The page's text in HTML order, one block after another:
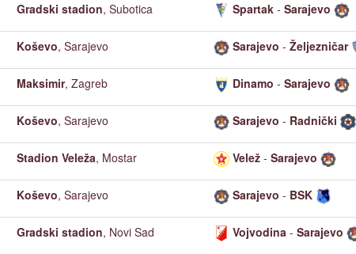
Gradski stadion, Subotica Spartak - Sarajevo
Koševo, Sarajevo Sarajevo - Željezničar
Maksimir, Zagreb Dinamo - Sarajevo
Koševo, Sarajevo Sarajevo - Radnički
Stadion Veleža, Mostar Velež - Sarajevo
Koševo, Sarajevo Sarajevo - BSK
Gradski stadion, Novi Sad Vojvodina - Sarajevo